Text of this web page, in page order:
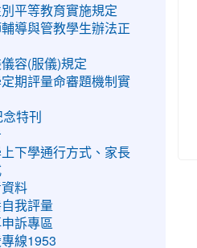
別平等教育實施規定
輔導與管教學生辦法正
儀容(服儀)規定
定期評量命審題機制實
特刊
下學通行方式、家長
料
我評量
訴專區
線1953